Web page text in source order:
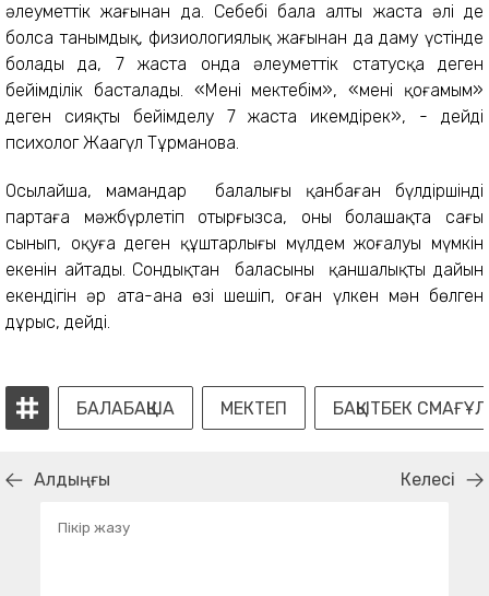
әлеуметтік жағынан да. Себебі бала алты жаста әлі де
болса танымдық, физиологиялық жағынан да даму үстінде
болады да, 7 жаста онда әлеуметтік статусқа деген
бейімділік басталады. «Менің мектебім», «менің қоғамым»
деген сияқты бейімделу 7 жаста икемдірек», - дейді
психолог Жаңагүл Тұрманова.
Осылайша, мамандар балалығы қанбаған бүлдіршінді
партаға мәжбүрлетіп отырғызса, оның болашақта сағы
сынып, оқуға деген құштарлығы мүлдем жоғалуы мүмкін
екенін айтады. Сондықтан баласының қаншалықты дайын
екендігін әр ата-ана өзі шешіп, оған үлкен мән бөлген
дұрыс, дейді.
БАЛАБАҚША МЕКТЕП БАҚЫТБЕК СМАҒҰЛ
Алдыңғы Келесі